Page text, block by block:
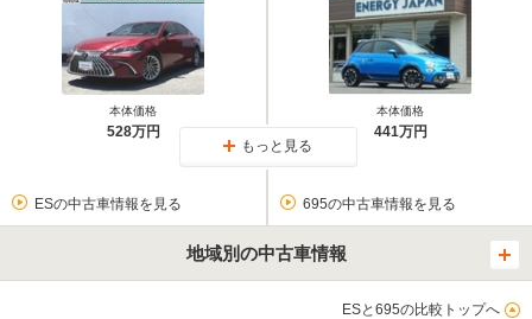
本体価格
528万円
本体価格
441万円
もっと見る
ESの中古車情報を見る 695の中古車情報を見る
地域別の中古車情報
ESと695の比較トップへ